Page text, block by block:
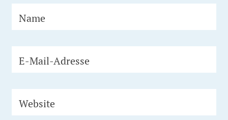
Name
E-Mail-Adresse
Website